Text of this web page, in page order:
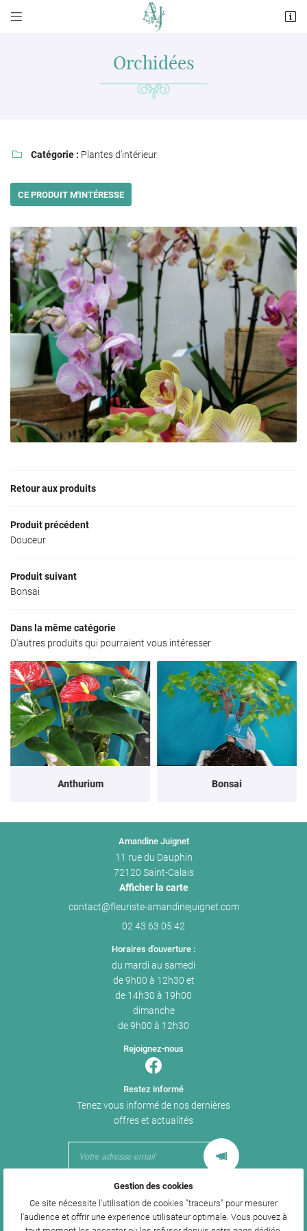

La boutique
Décoration
Avis
Actualités
Contact

Restez
INSCRIPTION
Rejoignez-nous
En cochant cette case, vous consentez à recevoir nos propositions commerciales à
l'adresse email indiqué ci-dessus. Vous pouvez vous désinscrire à tout moment en
utilisant
le formulaire de désinscription.
INSCRIPTION
Orchidées
 Catégorie : Plantes d'intérieur
CE PRODUIT M'INTÉRESSE
Retour aux produits
Produit précédent
Douceur
Produit suivant
Bonsai
Dans la même catégorie
D'autres produits qui pourraient vous intéresser
Anthurium Bonsai
Amandine Juignet
11 rue du Dauphin
72120 Saint-Calais
Afficher la carte
02 43 63 05 42
Horaires d'ouverture :
du mardi au samedi
de 9h00 à 12h30 et
de 14h30 à 19h00
dimanche
de 9h00 à 12h30
Rejoignez-nous
Restez informé
Tenez vous informé de nos dernières
offres et actualités
Mentions Légales
Conditions générales d'utilisation
Politique de confidentialité
Gestion des cookies
Ce site nécessite l'utilisation de cookies "traceurs" pour mesurer
l'audience et offrir une experience utilisateur optimale. Vous pouvez à